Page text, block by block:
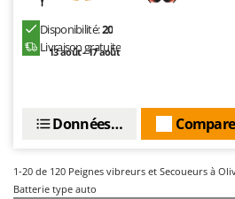
Disponibilité:20
Livraison gratuite
13 août - 17 août
Données techniques
1-20 de 120 Peignes vibreurs et Secoueurs à
Batterie type auto